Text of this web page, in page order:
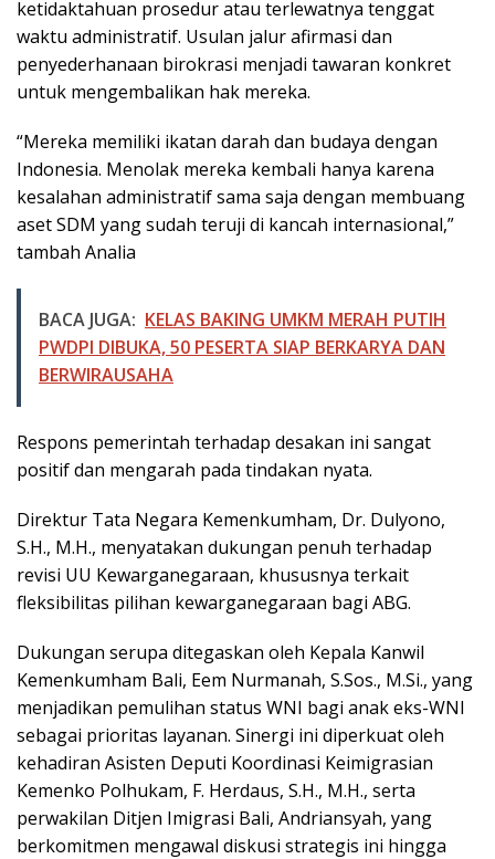
ketidaktahuan prosedur atau terlewatnya tenggat
waktu administratif. Usulan jalur afirmasi dan
penyederhanaan birokrasi menjadi tawaran konkret
untuk mengembalikan hak mereka.
“Mereka memiliki ikatan darah dan budaya dengan
Indonesia. Menolak mereka kembali hanya karena
kesalahan administratif sama saja dengan membuang
aset SDM yang sudah teruji di kancah internasional,”
tambah Analia
BACA JUGA: KELAS BAKING UMKM MERAH PUTIH
PWDPI DIBUKA, 50 PESERTA SIAP BERKARYA DAN
BERWIRAUSAHA
Respons pemerintah terhadap desakan ini sangat
positif dan mengarah pada tindakan nyata.
Direktur Tata Negara Kemenkumham, Dr. Dulyono,
S.H., M.H., menyatakan dukungan penuh terhadap
revisi UU Kewarganegaraan, khususnya terkait
fleksibilitas pilihan kewarganegaraan bagi ABG.
Dukungan serupa ditegaskan oleh Kepala Kanwil
Kemenkumham Bali, Eem Nurmanah, S.Sos., M.Si., yang
menjadikan pemulihan status WNI bagi anak eks-WNI
sebagai prioritas layanan. Sinergi ini diperkuat oleh
kehadiran Asisten Deputi Koordinasi Keimigrasian
Kemenko Polhukam, F. Herdaus, S.H., M.H., serta
perwakilan Ditjen Imigrasi Bali, Andriansyah, yang
berkomitmen mengawal diskusi strategis ini hingga